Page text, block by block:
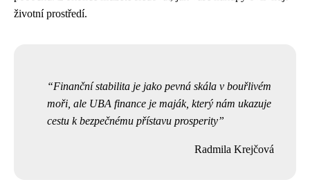
životní prostředí.
Finanční stabilita je jako pevná skála v bouřlivém
moři, ale UBA finance je maják, který nám ukazuje
cestu k bezpečnému přístavu prosperity
Radmila Krejčová